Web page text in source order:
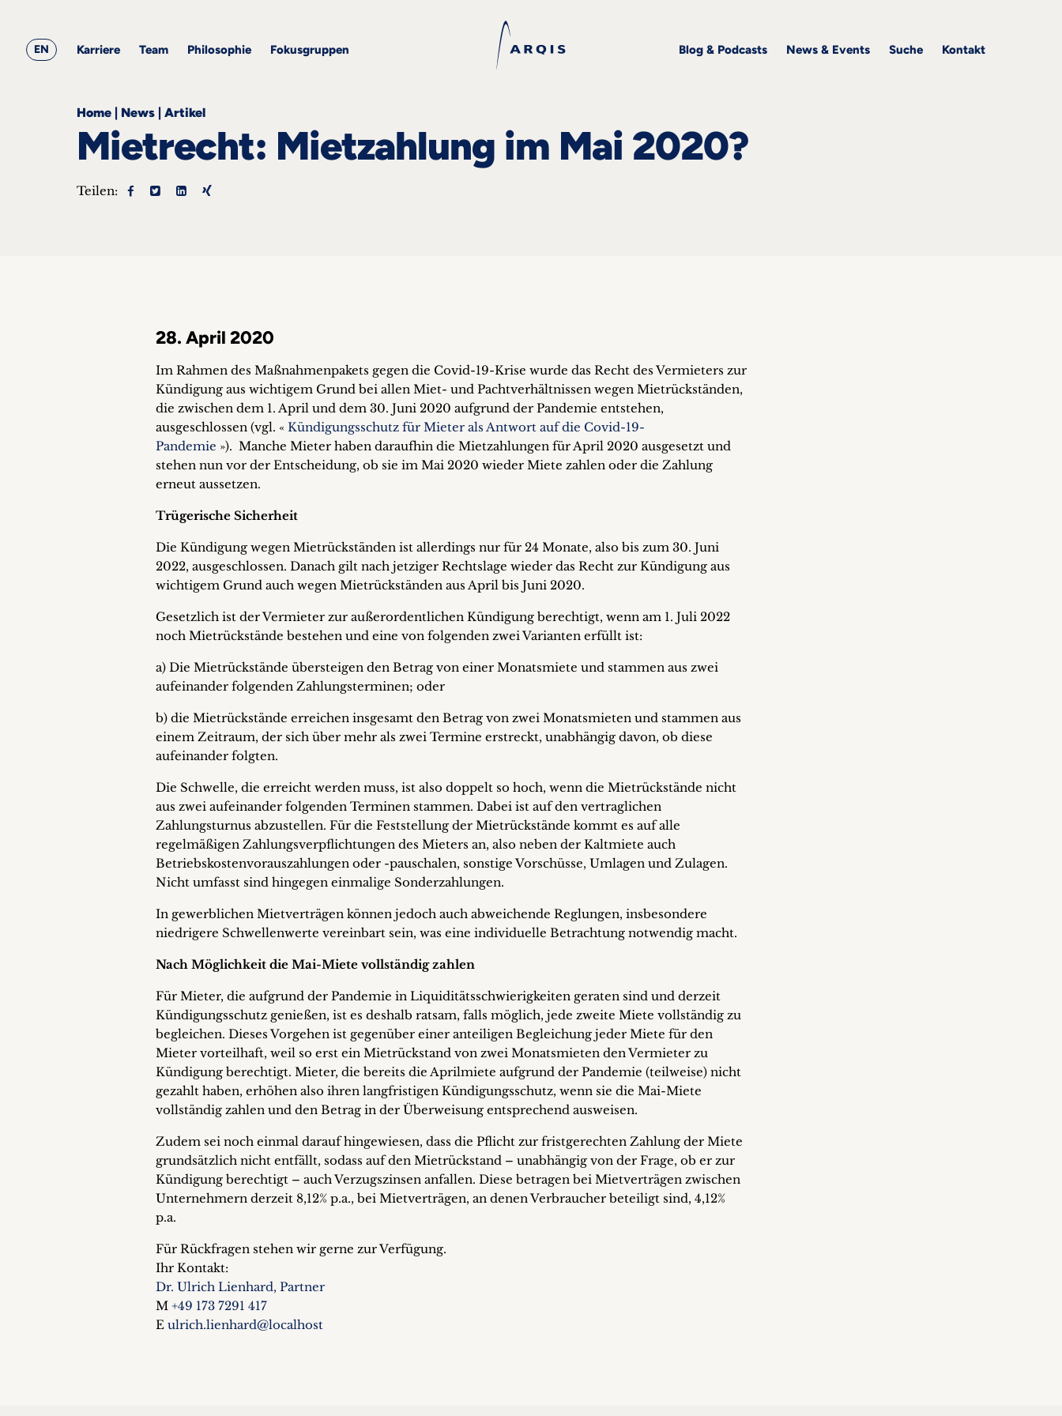
EN Karriere Team Philosophie Fokusgruppen Blog & Podcasts News & Events Suche Kontakt
Philosophie
Home | News | Artikel
Mietrecht: Mietzahlung im Mai 2020?
Teilen:
28. April 2020
Im Rahmen des Maßnahmenpakets gegen die Covid-19-Krise wurde das Recht des Vermieters zur
Kündigung aus wichtigem Grund bei allen Miet- und Pachtverhältnissen wegen Mietrückständen,
die zwischen dem 1. April und dem 30. Juni 2020 aufgrund der Pandemie entstehen,
ausgeschlossen (vgl. « Kündigungsschutz für Mieter als Antwort auf die Covid-19-
Pandemie »). Manche Mieter haben daraufhin die Mietzahlungen für April 2020 ausgesetzt und
stehen nun vor der Entscheidung, ob sie im Mai 2020 wieder Miete zahlen oder die Zahlung
erneut aussetzen.
Trügerische Sicherheit
Die Kündigung wegen Mietrückständen ist allerdings nur für 24 Monate, also bis zum 30. Juni
2022, ausgeschlossen. Danach gilt nach jetziger Rechtslage wieder das Recht zur Kündigung aus
wichtigem Grund auch wegen Mietrückständen aus April bis Juni 2020.
Gesetzlich ist der Vermieter zur außerordentlichen Kündigung berechtigt, wenn am 1. Juli 2022
noch Mietrückstände bestehen und eine von folgenden zwei Varianten erfüllt ist:
a) Die Mietrückstände übersteigen den Betrag von einer Monatsmiete und stammen aus zwei
aufeinander folgenden Zahlungsterminen; oder
b) die Mietrückstände erreichen insgesamt den Betrag von zwei Monatsmieten und stammen aus
einem Zeitraum, der sich über mehr als zwei Termine erstreckt, unabhängig davon, ob diese
aufeinander folgten.
Die Schwelle, die erreicht werden muss, ist also doppelt so hoch, wenn die Mietrückstände nicht
aus zwei aufeinander folgenden Terminen stammen. Dabei ist auf den vertraglichen
Zahlungsturnus abzustellen. Für die Feststellung der Mietrückstände kommt es auf alle
regelmäßigen Zahlungsverpflichtungen des Mieters an, also neben der Kaltmiete auch
Betriebskostenvorauszahlungen oder -pauschalen, sonstige Vorschüsse, Umlagen und Zulagen.
Nicht umfasst sind hingegen einmalige Sonderzahlungen.
In gewerblichen Mietverträgen können jedoch auch abweichende Reglungen, insbesondere
niedrigere Schwellenwerte vereinbart sein, was eine individuelle Betrachtung notwendig macht.
Nach Möglichkeit die Mai-Miete vollständig zahlen
Für Mieter, die aufgrund der Pandemie in Liquiditätsschwierigkeiten geraten sind und derzeit
Kündigungsschutz genießen, ist es deshalb ratsam, falls möglich, jede zweite Miete vollständig zu
begleichen. Dieses Vorgehen ist gegenüber einer anteiligen Begleichung jeder Miete für den
Mieter vorteilhaft, weil so erst ein Mietrückstand von zwei Monatsmieten den Vermieter zu
Kündigung berechtigt. Mieter, die bereits die Aprilmiete aufgrund der Pandemie (teilweise) nicht
gezahlt haben, erhöhen also ihren langfristigen Kündigungsschutz, wenn sie die Mai-Miete
vollständig zahlen und den Betrag in der Überweisung entsprechend ausweisen.
Zudem sei noch einmal darauf hingewiesen, dass die Pflicht zur fristgerechten Zahlung der Miete
grundsätzlich nicht entfällt, sodass auf den Mietrückstand – unabhängig von der Frage, ob er zur
Kündigung berechtigt – auch Verzugszinsen anfallen. Diese betragen bei Mietverträgen zwischen
Unternehmern derzeit 8,12% p.a., bei Mietverträgen, an denen Verbraucher beteiligt sind, 4,12%
p.a.
Für Rückfragen stehen wir gerne zur Verfügung.
Ihr Kontakt:
Dr. Ulrich Lienhard, Partner
M +49 173 7291 417
E ulrich.lienhard@localhost